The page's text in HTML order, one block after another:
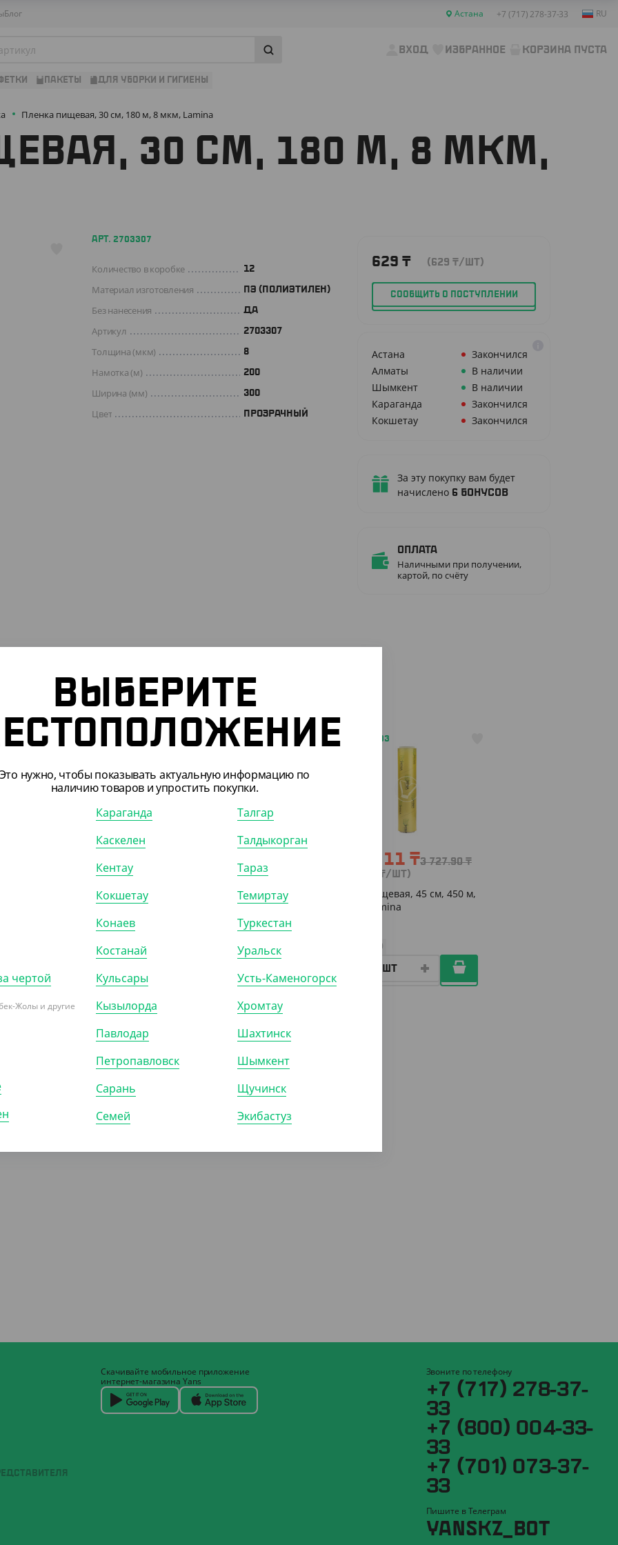
Блог Астана +7 (717) 278-37-33 RU
ВХОД ИЗБРАННОЕ КОРЗИНА ПУСТА
ПАКЕТЫ ДЛЯ УБОРКИ И ГИГИЕНЫ
Пленка пищевая, 30 см, 180 м, 8 мкм, Lamina
30 СМ, 180 М, 8 МКМ,
629 ₸ (629 ₸/ШТ)
СООБЩИТЬ О ПОСТУПЛЕНИИ
Астана
Закончился
Алматы
В наличии
Шымкент
В наличии
Караганда
Закончился
Кокшетау
Закончился
За эту покупку вам будет
начислено 6 бонусов
Оплата
Наличными при получении,
картой, по счёту
АРТ. 2703307
Количество в коробке 12
Материал изготовления ПЭ (ПОЛИЭТИЛЕН)
Без нанесения ДА
Артикул 2703307
Толщина (мкм) 8
Намотка (м) 200
Ширина (мм) 300
Цвет ПРОЗРАЧНЫЙ
пищевая, 30 см, 180 м,
АРТ. 2700801
-10%
₸
Пленка пищевая, 30 см, 700 м, 8
мкм, Yan's
АРТ. 2700703
3 355.11 ₸3 727.90₸
₸/ШТ)
Пленка пищевая, 45 см, 450 м,
10 мкм, Lamina
КОР (6)
ПОКАЗАТЬ ЕЩЁ
Скачивайте мобильное приложение
интернет-магазина Yans
Звоните по телефону
+7 (717) 278-37-
33
+7 (800) 004-33-
33
+7 (701) 073-37-
33
Пишите в Телеграм
YANSKZ_BOT
ВЫБЕРИТЕ
Это нужно, чтобы показывать актуальную информацию по
наличию товаров и упростить покупки.
чертой
Жолы и другие
Караганда
Каскелен
Кентау
Кокшетау
Конаев
Костанай
Кульсары
Кызылорда
Павлодар
Петропавловск
Сарань
Семей
Талгар
Талдыкорган
Тараз
Темиртау
Туркестан
Уральск
Усть-Каменогорск
Хромтау
Шахтинск
Шымкент
Щучинск
Экибастуз